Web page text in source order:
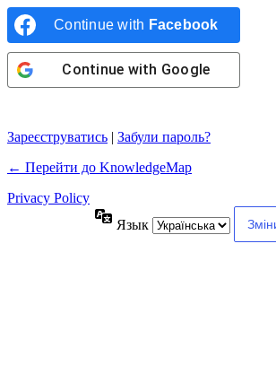
Continue with Facebook
Continue with Google
Зареєструватись | Забули пароль?
← Перейти до KnowledgeMap
Privacy Policy
Язык